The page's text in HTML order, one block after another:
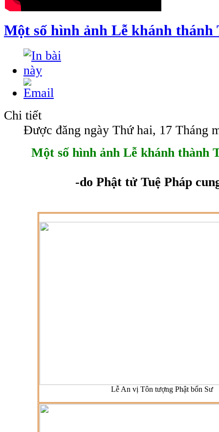
Một số hình ảnh Lễ khánh
Chi tiết
Được đăng ngày Thứ hai, 17 Tháng
Một số hình ảnh Lễ khánh
-do Phật tử Tuệ Pháp
Lễ An vị Tôn tượng Phật bổn Sư